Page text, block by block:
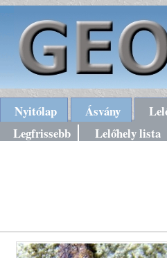
Nyitólap Ásvány
Legfrissebb
Lelőhely lista